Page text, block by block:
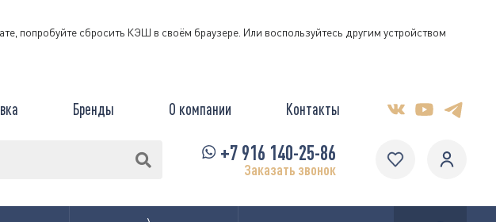
попробуйте сбросить КЭШ в своём браузере. Или воспользуйтесь другим устройством
Бренды О компании Контакты
+7 916 140-25-86
Заказать звонок